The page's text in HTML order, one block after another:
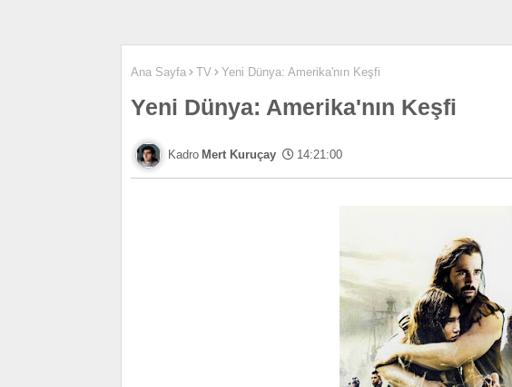
Ana Sayfa TV Yeni Dünya: Amerika'nın Keşfi
Yeni Dünya: Amerika'nın Keşfi
Mert Kuruçay 14:21:00